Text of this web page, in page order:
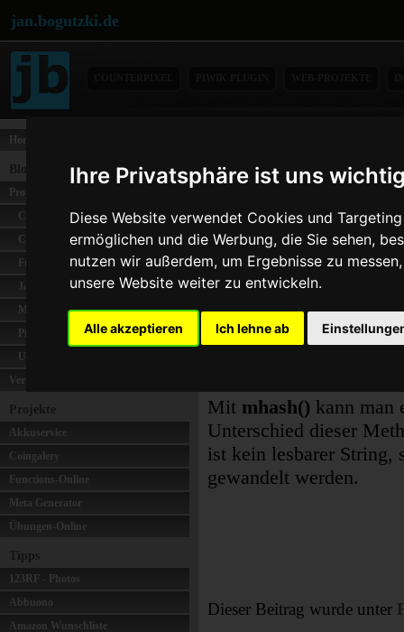
Ihre Privatsphäre ist uns
Diese Website verwendet Cookies und
ermöglichen und die Werbung, die Sie sehen,
nutzen wir außerdem, um Ergebnisse zu
unsere Website weiter zu entwickeln.
Alle akzeptieren Ich lehne ab
jan.bogutzki.de
Home
Blog-Themen
Projekte
Coingalery
Counterpixel
Functions-Online
Jabubo
Metagenerator
Piwik
Uebungen-Online
Verschiedenes
Projekte
Akkuservice
Coingalery
Functions-Online
Meta Generator
Übungen-Online
Tipps
123RF - Photos
Abbuono
Amazon Wunschliste
Zu den bisherigen
Unter der Kategorie
Kryptographie und
Hashfunktionen in der
Mit dieser neuen
einen die Funktion
Die Funktionhash()
Mit mhash() kann man
Unterschied dieser
ist kein lesbarer String,
gewandelt werden.
Dieser Beitrag wurde unter